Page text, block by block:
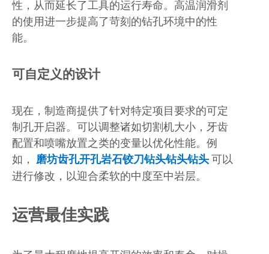
性，从而延长了工具的运行寿命。高温润滑剂
的使用进一步提高了苛刻的钻孔环境中的性
能。
可自定义的设计
现在，制造商提供了针对特定项目要求的可定
制孔开启器。可以调整诸如切割机大小，牙齿
配置和喷嘴放置之类的变量以优化性能。例
如， 磨坊齿孔开孔岩石铰刀钻头钻头钻头 可以
进行修改，以迎合柔软的中度至中岩层。
运营最佳实践